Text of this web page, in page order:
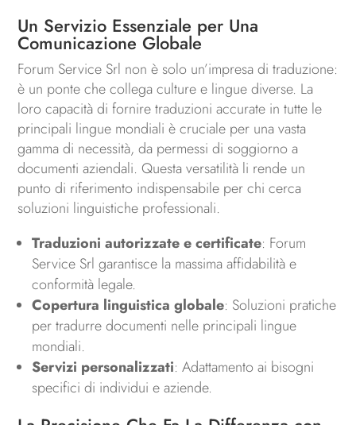
Un Servizio Essenziale per Una
Comunicazione Globale
Forum Service Srl non è solo un’impresa di traduzione:
è un ponte che collega culture e lingue diverse. La
loro capacità di fornire traduzioni accurate in tutte le
principali lingue mondiali è cruciale per una vasta
gamma di necessità, da permessi di soggiorno a
documenti aziendali. Questa versatilità li rende un
punto di riferimento indispensabile per chi cerca
soluzioni linguistiche professionali.
Traduzioni autorizzate e certificate: Forum
Service Srl garantisce la massima affidabilità e
conformità legale.
Copertura linguistica globale: Soluzioni pratiche
per tradurre documenti nelle principali lingue
mondiali.
Servizi personalizzati: Adattamento ai bisogni
specifici di individui e aziende.